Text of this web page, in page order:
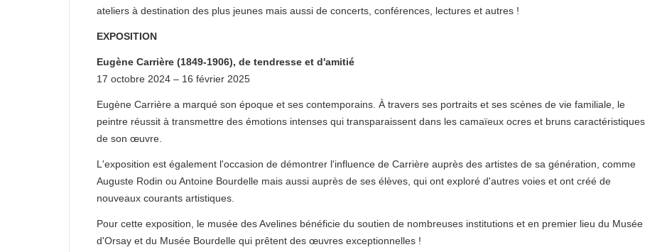
ateliers à destination des plus jeunes mais aussi de concerts, conférences, lectures et autres !
EXPOSITION
Eugène Carrière (1849-1906), de tendresse et d'amitié
17 octobre 2024 – 16 février 2025
Eugène Carrière a marqué son époque et ses contemporains. À travers ses portraits et ses scènes de vie familiale, le
peintre réussit à transmettre des émotions intenses qui transparaissent dans les camaïeux ocres et bruns caractéristiques
de son œuvre.
L'exposition est également l'occasion de démontrer l'influence de Carrière auprès des artistes de sa génération, comme
Auguste Rodin ou Antoine Bourdelle mais aussi auprès de ses élèves, qui ont exploré d'autres voies et ont créé de
nouveaux courants artistiques.
Pour cette exposition, le musée des Avelines bénéficie du soutien de nombreuses institutions et en premier lieu du Musée
d'Orsay et du Musée Bourdelle qui prêtent des œuvres exceptionnelles !